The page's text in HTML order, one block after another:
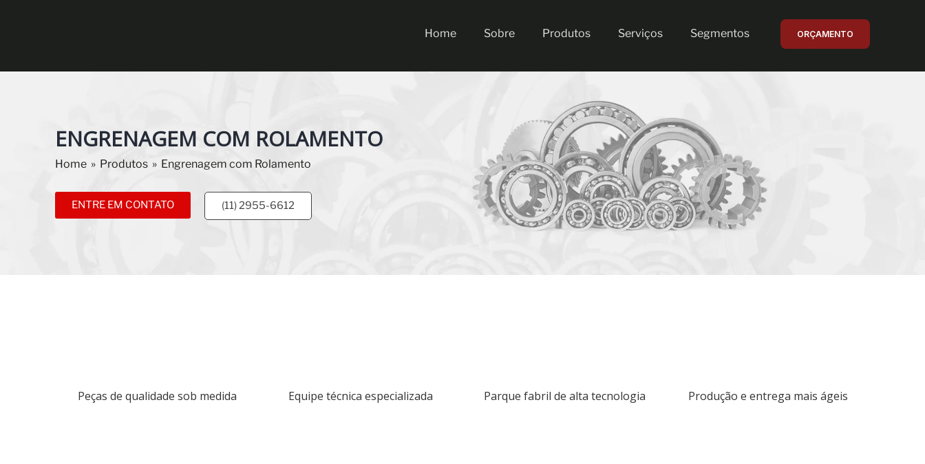
Home Sobre Produtos Serviços Segmentos ORÇAMENTO
ENGRENAGEM COM ROLAMENTO
Home » Produtos » Engrenagem com Rolamento
ENTRE EM CONTATO (11) 2955-6612
Peças de qualidade sob medida Equipe técnica especializada Parque fabril de alta tecnologia Produção e entrega mais ágeis